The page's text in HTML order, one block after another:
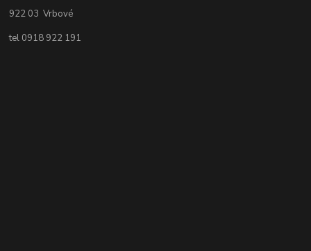
922 03 Vrbové
tel 0918 922 191